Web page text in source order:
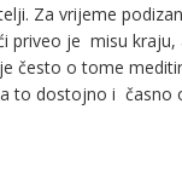
Za vrijeme
priveo je misu
često o tome
to dostojno i časno